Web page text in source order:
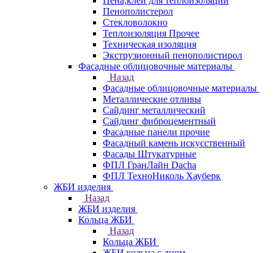
Пенополистерол
Стекловолокно
Теплоизоляция Прочее
Техническая изоляция
Экструзионный пенополистирол
Фасадные облицовочные материалы
Назад
Фасадные облицовочные материалы
Металлические отливы
Сайдинг металлический
Сайдинг фиброцементный
Фасадные панели прочие
Фасадный камень искусственный
Фасады Штукатурные
ФПЛ ГранЛайн Dacha
ФПЛ ТехноНиколь Хауберк
ЖБИ изделия
Назад
ЖБИ изделия
Кольца ЖБИ
Назад
Кольца ЖБИ